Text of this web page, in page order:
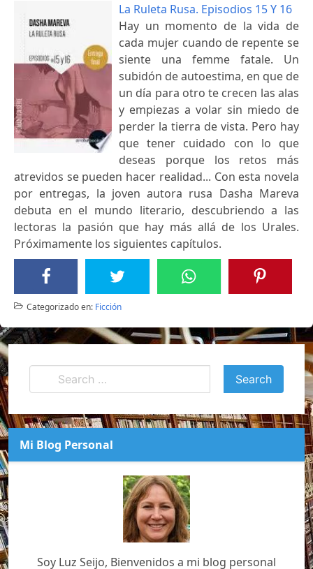
La Ruleta Rusa. Episodios 15 Y 16
Hay un momento de la vida de
cada mujer cuando de repente se
siente una femme fatale. Un
subidón de autoestima, en que de
un día para otro te crecen las alas
y empiezas a volar sin miedo de
perder la tierra de vista. Pero hay
que tener cuidado con lo que
deseas porque los retos más
atrevidos se pueden hacer realidad... Con esta novela
por entregas, la joven autora rusa Dasha Mareva
debuta en el mundo literario, descubriendo a las
lectoras la pasión que hay más allá de los Urales.
Próximamente los siguientes capítulos.
Categorizado en: Ficción
Mi Blog Personal
Soy Luz Seijo, Bienvenidos a mi blog personal